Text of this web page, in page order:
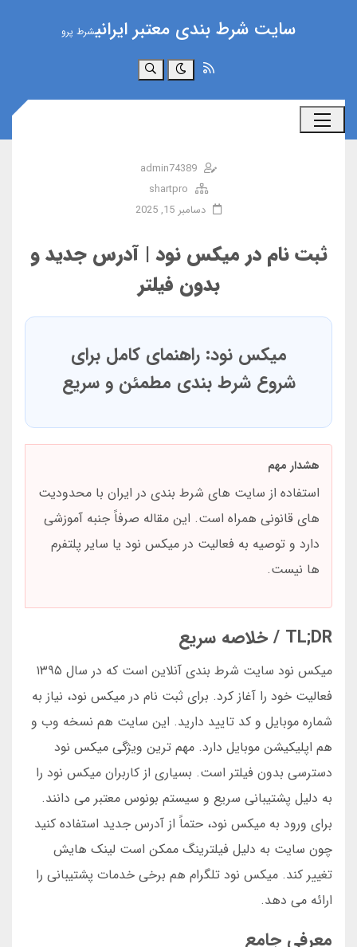
سایت شرط بندی معتبر ایرانیشرط پرو
جستجو
admin74389
shartpro
دسامبر 15, 2025
ثبت نام در میکس نود | آدرس جدید و
بدون فیلتر
میکس نود: راهنمای کامل برای
شروع شرط بندی مطمئن و سریع
هشدار مهم
استفاده از سایت های شرط بندی در ایران با محدودیت
های قانونی همراه است. این مقاله صرفاً جنبه آموزشی
دارد و توصیه به فعالیت در میکس نود یا سایر پلتفرم
ها نیست.
TL;DR / خلاصه سریع
میکس نود سایت شرط بندی آنلاین است که در سال ۱۳۹۵
فعالیت خود را آغاز کرد. برای ثبت نام در میکس نود، نیاز به
شماره موبایل و کد تایید دارید. این سایت هم نسخه وب و
هم اپلیکیشن موبایل دارد. مهم ترین ویژگی میکس نود
دسترسی بدون فیلتر است. بسیاری از کاربران میکس نود را
به دلیل پشتیبانی سریع و سیستم بونوس معتبر می دانند.
برای ورود به میکس نود، حتماً از آدرس جدید استفاده کنید
چون سایت به دلیل فیلترینگ ممکن است لینک هایش
تغییر کند. میکس نود تلگرام هم برخی خدمات پشتیبانی را
ارائه می دهد.
معرفی جامع